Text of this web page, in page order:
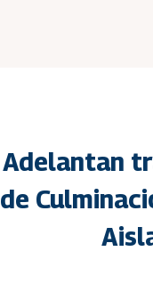
Adelantan
de